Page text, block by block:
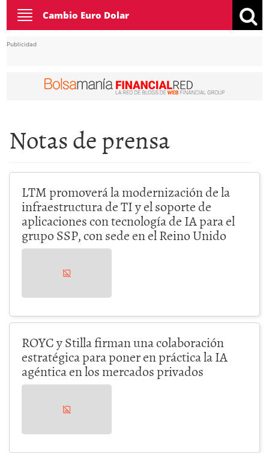
Toggle
navigation
Cambio Euro Dolar
Publicidad
Notas de prensa
LTM promoverá la modernización de la
infraestructura de TI y el soporte de
aplicaciones con tecnología de IA para el
grupo SSP, con sede en el Reino Unido
ROYC y Stilla firman una colaboración
estratégica para poner en práctica la IA
agéntica en los mercados privados